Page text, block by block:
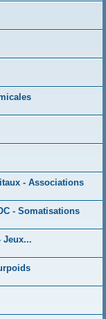
- Associations
- Somatisations
Jeux...